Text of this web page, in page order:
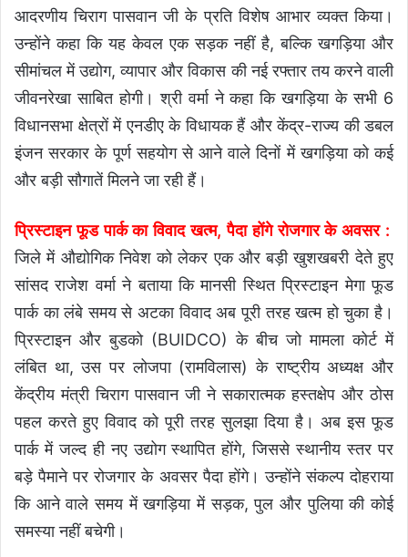
आदरणीय चिराग पासवान जी के प्रति विशेष आभार व्यक्त किया।
उन्होंने कहा कि यह केवल एक सड़क नहीं है, बल्कि खगड़िया और
सीमांचल में उद्योग, व्यापार और विकास की नई रफ्तार तय करने वाली
जीवनरेखा साबित होगी। श्री वर्मा ने कहा कि खगड़िया के सभी 6
विधानसभा क्षेत्रों में एनडीए के विधायक हैं और केंद्र-राज्य की डबल
इंजन सरकार के पूर्ण सहयोग से आने वाले दिनों में खगड़िया को कई
और बड़ी सौगातें मिलने जा रही हैं।
प्रिस्टाइन फूड पार्क का विवाद खत्म, पैदा होंगे रोजगार के अवसर :
जिले में औद्योगिक निवेश को लेकर एक और बड़ी खुशखबरी देते हुए
सांसद राजेश वर्मा ने बताया कि मानसी स्थित प्रिस्टाइन मेगा फूड
पार्क का लंबे समय से अटका विवाद अब पूरी तरह खत्म हो चुका है।
प्रिस्टाइन और बुडको (BUIDCO) के बीच जो मामला कोर्ट में
लंबित था, उस पर लोजपा (रामविलास) के राष्ट्रीय अध्यक्ष और
केंद्रीय मंत्री चिराग पासवान जी ने सकारात्मक हस्तक्षेप और ठोस
पहल करते हुए विवाद को पूरी तरह सुलझा दिया है। अब इस फूड
पार्क में जल्द ही नए उद्योग स्थापित होंगे, जिससे स्थानीय स्तर पर
बड़े पैमाने पर रोजगार के अवसर पैदा होंगे। उन्होंने संकल्प दोहराया
कि आने वाले समय में खगड़िया में सड़क, पुल और पुलिया की कोई
समस्या नहीं बचेगी।